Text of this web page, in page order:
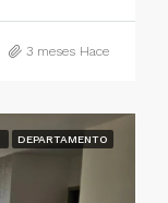
3 meses Hace
DEPARTAMENTO